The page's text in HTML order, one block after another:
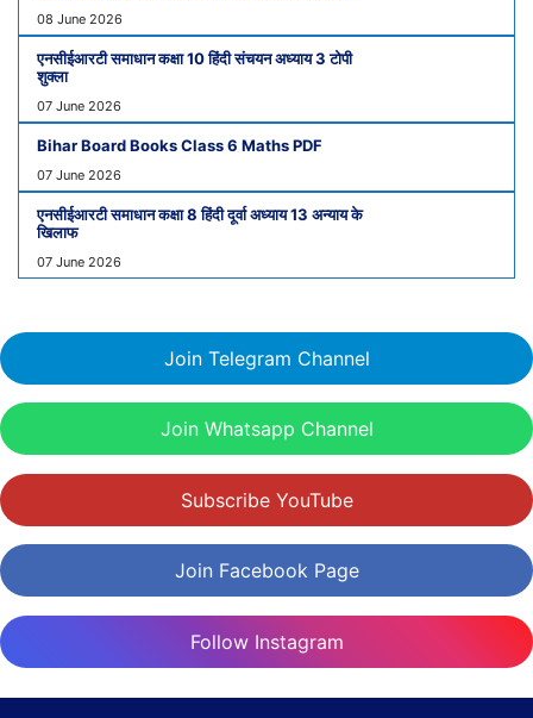
08 June 2026
एनसीईआरटी समाधान कक्षा 10 हिंदी संचयन अध्याय 3 टोपी
शुक्ला
07 June 2026
Bihar Board Books Class 6 Maths PDF
07 June 2026
एनसीईआरटी समाधान कक्षा 8 हिंदी दूर्वा अध्याय 13 अन्याय के
खिलाफ
07 June 2026
Join Telegram Channel
Join Whatsapp Channel
Subscribe YouTube
Join Facebook Page
Follow Instagram